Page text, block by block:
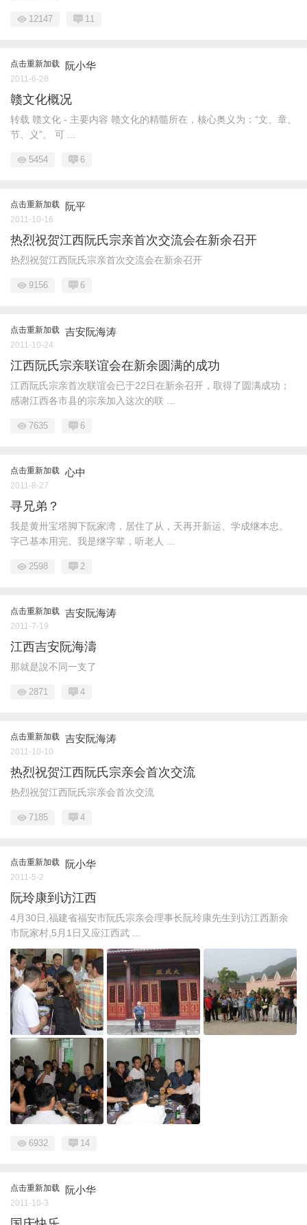
12147 11
点击重新加载 阮小华
2011-6-28
赣文化概况
转载 赣文化 - 主要内容 赣文化的精髓所在，核心奥义为：“文、章、
节、义”。 可 ...
5454 6
点击重新加载 阮平
2011-10-16
热烈祝贺江西阮氏宗亲首次交流会在新余召开
热烈祝贺江西阮氏宗亲首次交流会在新余召开
9156 6
点击重新加载 吉安阮海涛
2011-10-24
江西阮氏宗亲联谊会在新余圆满的成功
江西阮氏宗亲首次联谊会已于22日在新余召开，取得了圆满成功；
感谢江西各市县的宗亲加入这次的联 ...
7635 6
点击重新加载 心中
2011-8-27
寻兄弟？
我是黄卅宝塔脚下阮家湾，居住了从，天再开新运、学成继本忠。
字己基本用完。我是继字辈，听老人 ...
2598 2
点击重新加载 吉安阮海涛
2011-7-19
江西吉安阮海濤
那就是說不同一支了
2871 4
点击重新加载 吉安阮海涛
2011-10-10
热烈祝贺江西阮氏宗亲会首次交流
热烈祝贺江西阮氏宗亲会首次交流
7185 4
点击重新加载 阮小华
2011-5-2
阮玲康到访江西
4月30日,福建省福安市阮氏宗亲会理事长阮玲康先生到访江西新余
市阮家村,5月1日又应江西武 ...
6932 14
点击重新加载 阮小华
2011-10-3